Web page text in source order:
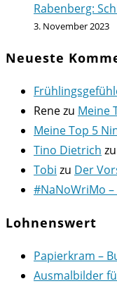
Rabenberg:
3. November 2023
Neueste
Renezu Meine
Meine Top 5
Tino Dietrich zu
Tobi zu Der
#NaNoWriMo
Lohnenswert
Papierkram –
Ausmalbilder